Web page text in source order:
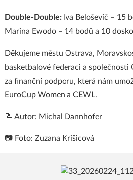
Double-Double: Iva Beloševič – 15
Marina Ewodo – 14 bodů a 10
Děkujeme městu Ostrava,
basketbalové federaci a společnosti
za finanční podporu, která nám
EuroCup Women a CEWL.
📝 Autor: Michal Dannhofer
📷 Foto: Zuzana Krišicová